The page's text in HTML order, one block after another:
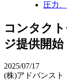
圧力
コンタク
ジ提供開始
2025/07/17
(株)アドバンスト